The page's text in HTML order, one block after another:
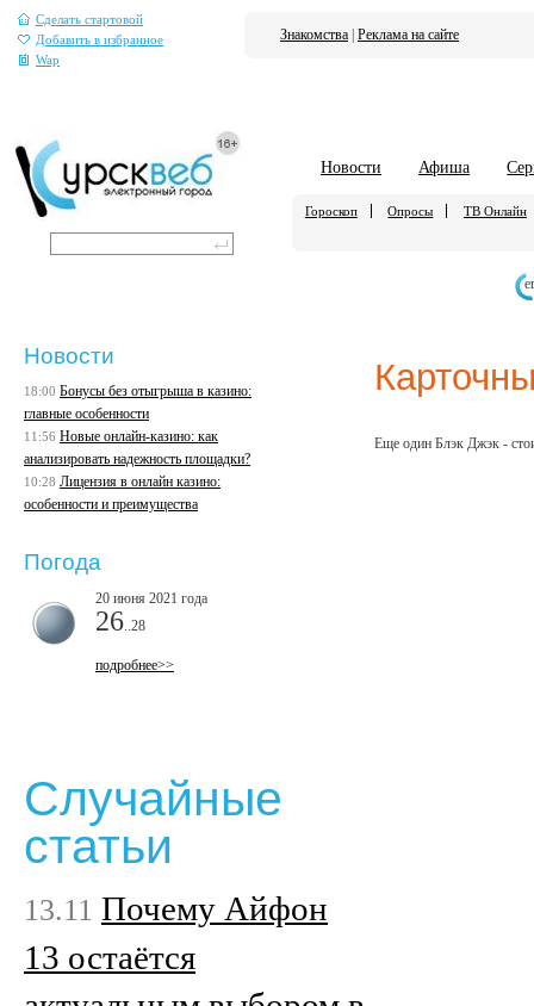
Сделать стартовой
Добавить в избранное
Wap
Знакомства Реклама на сайте
Новости Афиша
Гороскоп Опросы ТВ Онлайн
Еще один Блэк Джэк -
Новости
18:00 Бонусы без отыгрыша в казино:
главные особенности
11:56 Новые онлайн-казино: как
анализировать надежность площадки?
10:28 Лицензия в онлайн казино:
особенности и преимущества
Погода
20 июня 2021 года
26 ..28
подробнее>>
Случайные
статьи
13.11 Почему Айфон
13 остаётся